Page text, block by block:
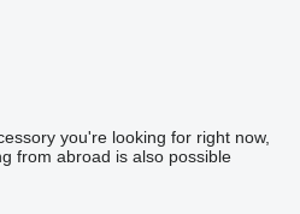
you're looking for right now,
from abroad is also possible